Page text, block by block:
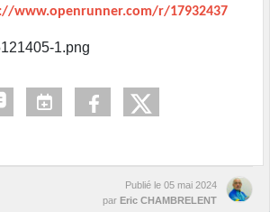
www.openrunner.com/r/17932437
Publié le 05 mai 2024
par Eric CHAMBRELENT